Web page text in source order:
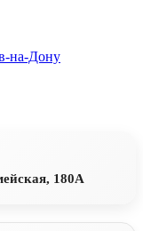
на-Дону
180А